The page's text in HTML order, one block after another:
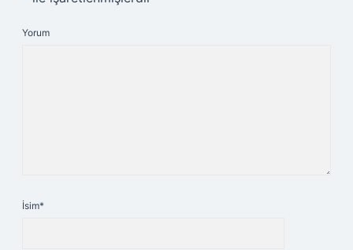
Yorum
İsim*